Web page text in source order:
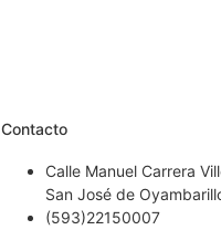
Contacto
Calle Manuel Carrera
San José de
(593)22150007